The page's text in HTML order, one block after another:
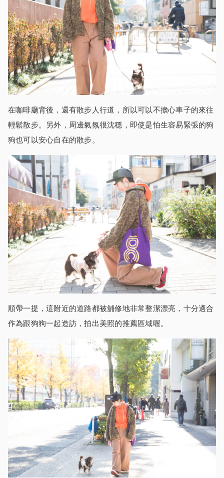
在咖啡廳背後，還有散步人行道，所以可以不擔心車子的來往
輕鬆散步。另外，周邊氣氛很沈穩，即使是怕生容易緊張的狗
狗也可以安心自在的散步。
順帶一提，這附近的道路都被舖修地非常整潔漂亮，十分適合
作為跟狗狗一起造訪，拍出美照的推薦區域喔。